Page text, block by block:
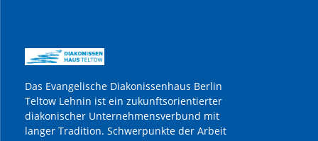
Das Evangelische Diakonissenhaus Berlin
Teltow Lehnin ist ein zukunftsorientierter
diakonischer Unternehmensverbund mit
langer Tradition. Schwerpunkte der Arbeit